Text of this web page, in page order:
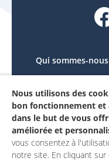
Qui sommes-nous
Le projet
Contactez-nous
Mon compte
Nous utilisons des
bon fonctionnement et
dans le but de vous
améliorée et
vous consentez à
notre site. En cliquant sur